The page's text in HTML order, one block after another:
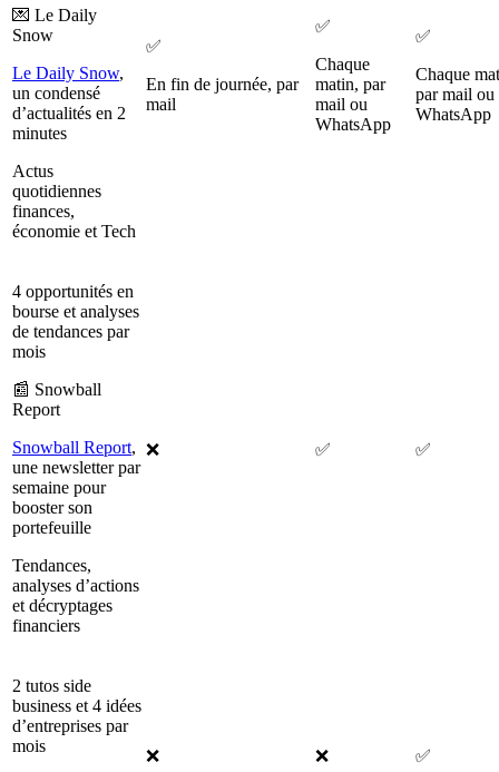
💌 Le Daily
Snow
Le Daily Snow,
un condensé
d’actualités en 2
minutes
Actus
quotidiennes
finances,
économie et Tech
✅
En fin de journée, par
mail
✅
Chaque
matin, par
mail ou
WhatsApp
✅
Chaque
par mail ou
WhatsApp
4 opportunités en
bourse et analyses
de tendances par
mois
📰 Snowball
Report
Snowball Report,
une newsletter par
semaine pour
booster son
portefeuille
Tendances,
analyses d’actions
et décryptages
financiers
❌ ✅ ✅
2 tutos side
business et 4 idées
d’entreprises par
mois
❌ ❌ ✅